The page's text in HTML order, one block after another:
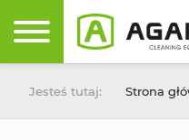
Jesteś tutaj: Strona